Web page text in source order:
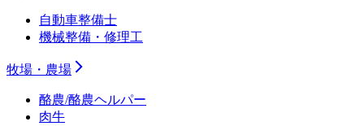
自動車整備士
機械整備・修理工
牧場・農場
酪農/酪農ヘルパー
肉牛